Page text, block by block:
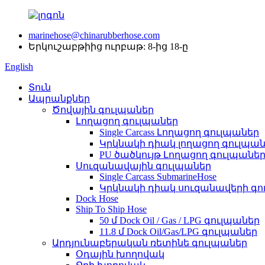
marinehose@chinarubberhose.com
Երկուշաբթիից ուրբաթ: 8-ից 18-ը
English
Տուն
Ապրանքներ
Ծովային գուլպաներ
Լողացող գուլպաներ
Single Carcass Լողացող գուլպաներ
Կրկնակի դիակ լողացող
PU ծածկույթ Լողացող գուլպաներ
Սուզանավային գուլպաներ
Single Carcass SubmarineHose
Կրկնակի դիակ սուզանավերի
Dock Hose
Ship To Ship Hose
50 մ Dock Oil / Gas / LPG գուլպաներ
11.8 մ Dock Oil/Gas/LPG գուլպաներ
Արդյունաբերական ռետինե գուլպաներ
Օդային խողովակ